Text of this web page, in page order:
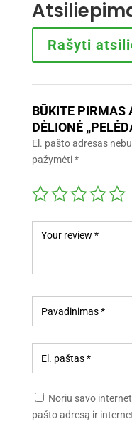
Rašyti
BŪKITE PIRMAS
DĖLIONĖ
El. pašto adresas
pažymėti*
Noriu savo
pašto adresą ir